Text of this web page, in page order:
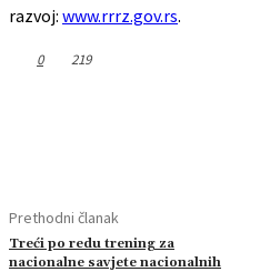
razvoj: www.rrrz.gov.rs.
0 219
Prethodni članak
Treći po redu trening za
nacionalne savjete nacionalnih